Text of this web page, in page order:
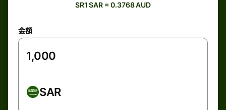
SR1 SAR = 0.3768 AUD
金額
SAR